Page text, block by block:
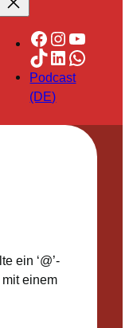
Facebook
TikTok
LinkedIn
Podcast
(DE)
ein ‘@’-
einem